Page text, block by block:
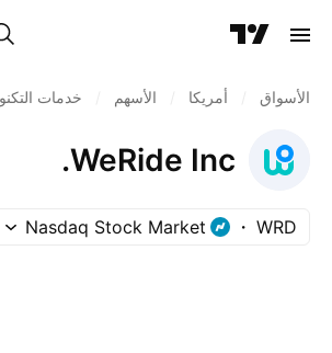
الأسواق أمريكا الأسهم خدمات
WeRide Inc.
WRD
Nasdaq Stock Market